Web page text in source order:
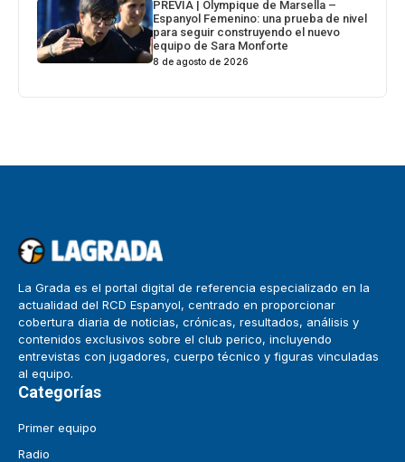
PREVIA | Olympique de Marsella –
Espanyol Femenino: una prueba de nivel
para seguir construyendo el nuevo
equipo de Sara Monforte
8 de agosto de 2026
La Grada es el portal digital de referencia especializado en la
actualidad del RCD Espanyol, centrado en proporcionar
cobertura diaria de noticias, crónicas, resultados, análisis y
contenidos exclusivos sobre el club perico, incluyendo
entrevistas con jugadores, cuerpo técnico y figuras vinculadas
al equipo.
Categorías
Primer equipo
Radio